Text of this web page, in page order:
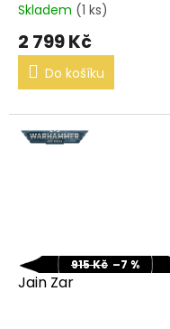
Průměrné
hodnocení
produktu
5,0
5
hvězdiček.
Skladem (1 ks)
2 799 Kč
Do košíku
915 Kč –7 %
Jain Zar